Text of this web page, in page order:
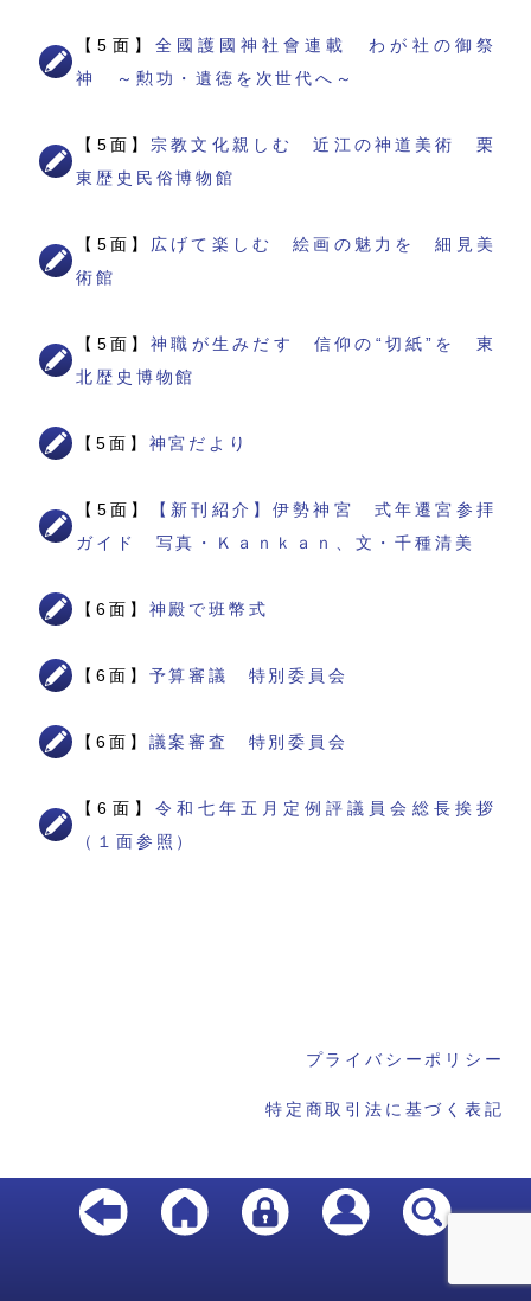
【5面】 全國護國神社會連載 わが社の御祭
神 ～勲功・遺徳を次世代へ～
【5面】 宗教文化親しむ 近江の神道美術 栗
東歴史民俗博物館
【5面】 広げて楽しむ 絵画の魅力を 細見美
術館
【5面】神職が生みだす 信仰の“切紙”を 東
北歴史博物館
【5面】 神宮だより
【5面】
【新刊紹介】伊勢神宮 式年遷宮参拝
ガイド 写真・Ｋａｎｋａｎ、文・千種清美
【6面】 神殿で班幣式
【6面】 予算審議 特別委員会
【6面】 議案審査 特別委員会
【6面】 令和七年五月定例評議員会総長挨拶
（１面参照）
プライバシーポリシー
特定商取引法に基づく表記